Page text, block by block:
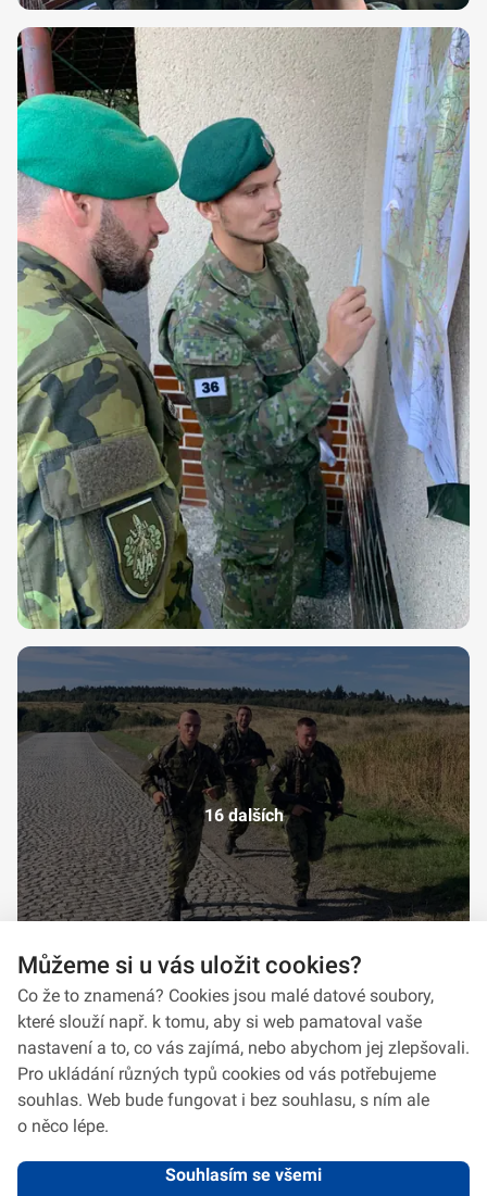
16 dalších
Můžeme si u vás uložit cookies?
Co že to znamená? Cookies jsou malé datové soubory,
které slouží např. k tomu, aby si web pamatoval vaše
nastavení a to, co vás zajímá, nebo abychom jej zlepšovali.
Pro ukládání různých typů cookies od vás potřebujeme
souhlas. Web bude fungovat i bez souhlasu, s ním ale
o něco lépe.
Souhlasím se všemi